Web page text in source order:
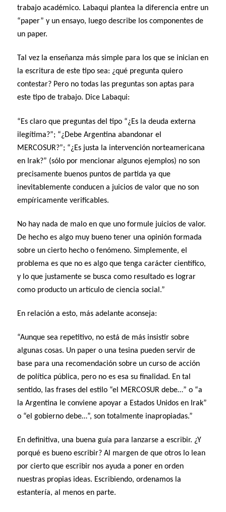
trabajo académico. Labaqui plantea la diferencia entre un
“paper” y un ensayo, luego describe los componentes de
un paper.
Tal vez la enseñanza más simple para los que se inician en
la escritura de este tipo sea: ¿qué pregunta quiero
contestar? Pero no todas las preguntas son aptas para
este tipo de trabajo. Dice Labaqui:
“Es claro que preguntas del tipo “¿Es la deuda externa
ilegítima?”; “¿Debe Argentina abandonar el
MERCOSUR?”; “¿Es justa la intervención norteamericana
en Irak?” (sólo por mencionar algunos ejemplos) no son
precisamente buenos puntos de partida ya que
inevitablemente conducen a juicios de valor que no son
empíricamente verificables.
No hay nada de malo en que uno formule juicios de valor.
De hecho es algo muy bueno tener una opinión formada
sobre un cierto hecho o fenómeno. Simplemente, el
problema es que no es algo que tenga carácter científico,
y lo que justamente se busca como resultado es lograr
como producto un artículo de ciencia social.”
En relación a esto, más adelante aconseja:
“Aunque sea repetitivo, no está de más insistir sobre
algunas cosas. Un paper o una tesina pueden servir de
base para una recomendación sobre un curso de acción
de política pública, pero no es esa su finalidad. En tal
sentido, las frases del estilo “el MERCOSUR debe…” o “a
la Argentina le conviene apoyar a Estados Unidos en Irak”
o “el gobierno debe…”, son totalmente inapropiadas.”
En definitiva, una buena guía para lanzarse a escribir. ¿Y
porqué es bueno escribir? Al margen de que otros lo lean
por cierto que escribir nos ayuda a poner en orden
nuestras propias ideas. Escribiendo, ordenamos la
estantería, al menos en parte.